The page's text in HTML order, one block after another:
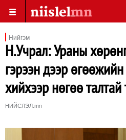
Нийгэм
Н.Учрал: Ураны
гэрээн дээр
хийхээр нөгөө
НИЙСЛЭЛ.mn